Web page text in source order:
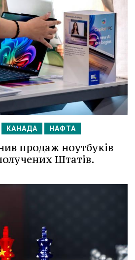
КАНАДА НАФТА
продаж ноутбуків
Штатів.